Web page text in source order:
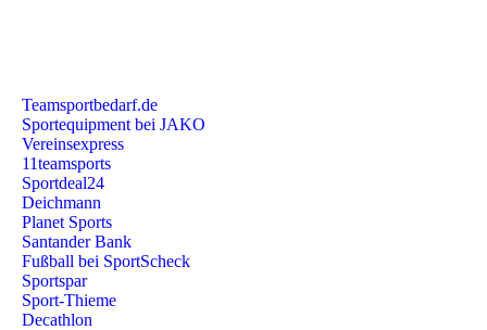
Teamsportbedarf.de
Sportequipment bei JAKO
Vereinsexpress
11teamsports
Sportdeal24
Deichmann
Planet Sports
Santander Bank
Fußball bei SportScheck
Sportspar
Sport-Thieme
Decathlon